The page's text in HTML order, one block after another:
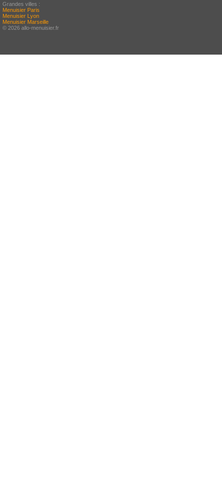
Grandes villes :
Menuisier Paris
Menuisier Lyon
Menuisier Marseille
© 2026 allo-menuisier.fr